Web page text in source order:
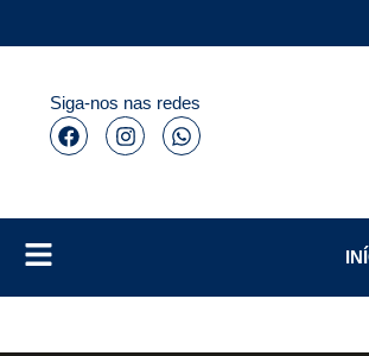
Siga-nos nas redes